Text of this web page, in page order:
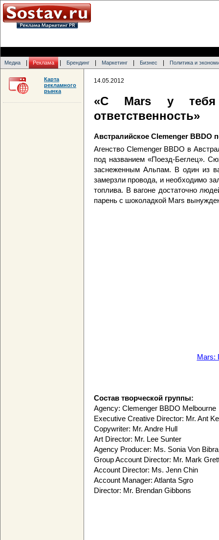
Медиа Реклама Брендинг Маркетинг Бизнес Политика и
14.05.2012
«С Mars у тебя
ответственность»
Австралийское Clemenger BBDO
Агенство Clemenger BBDO в
под названием «Поезд-Беглец».
заснеженным Альпам. В один из
замерзли провода, и необходимо
топлива. В вагоне достаточно
парень с шоколадкой Mars
Mars:
Состав творческой группы:
Agency: Clemenger BBDO Melbourne
Executive Creative Director: Mr. Ant
Copywriter: Mr. Andre Hull
Art Director: Mr. Lee Sunter
Agency Producer: Ms. Sonia Von Bibra
Group Account Director: Mr. Mark
Account Director: Ms. Jenn Chin
Account Manager: Atlanta Sgro
Director: Mr. Brendan Gibbons
Карта
рекламного
рынка